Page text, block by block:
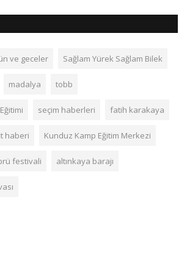
ve geceler Sağlam Yürek Sağlam Bilek
madalya tobb
seçim haberleri fatih karakaya
haberi Kunduz Kamp Eğitim Merkezi
festivali altınkaya barajı